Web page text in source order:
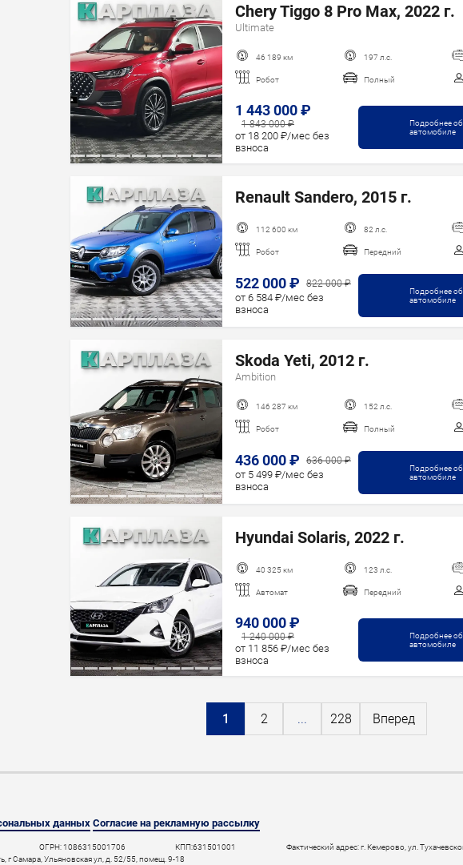
Chery Tiggo 8 Pro Max, 2022 г.
Ultimate
46 189 км 197 л.с.
Робот Полный
1 443 000 ₽
1 843 000 ₽
от 18 200 ₽/мес без
взноса
Подробнее об
автомобиле
Renault Sandero, 2015 г.
112 600 км 82 л.с.
Робот Передний
522 000 ₽ 822 000 ₽
от 6 584 ₽/мес без
взноса
Подробнее об
автомобиле
Skoda Yeti, 2012 г.
Ambition
146 287 км 152 л.с.
Робот Полный
436 000 ₽ 636 000 ₽
от 5 499 ₽/мес без
взноса
Подробнее об
автомобиле
Hyundai Solaris, 2022 г.
40 325 км 123 л.с.
Автомат Передний
940 000 ₽
1 240 000 ₽
от 11 856 ₽/мес без
взноса
Подробнее об
автомобиле
1 2 ... 228 Вперед
данных Согласие на рекламную рассылку
ОГРН: 1086315001706 КПП:631501001
Фактический адрес: г. Кемерово, ул.
г Самара, Ульяновская ул, д. 52/55, помещ. 9-18